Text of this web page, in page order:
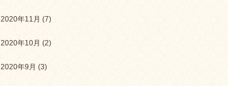
2020年11月 (7)
2020年10月 (2)
2020年9月 (3)